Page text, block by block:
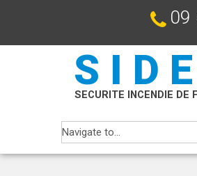
09
SECURITE INCENDIE DE